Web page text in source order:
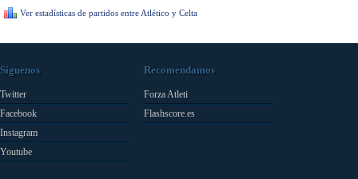
Ver estadísticas de partidos entre Atlético y Celta
Síguenos
Twitter
Facebook
Instagram
Youtube
Recomendamos
Forza Atleti
Flashscore.es